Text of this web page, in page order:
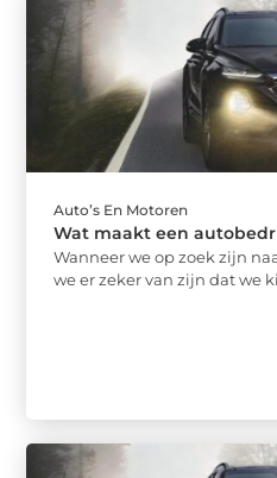
Auto’s En Motoren
Wat maakt een
Wanneer we op zoek zijn
we er zeker van zijn dat we